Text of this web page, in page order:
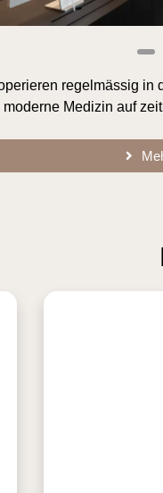
regelmässig in
moderne Medizin auf